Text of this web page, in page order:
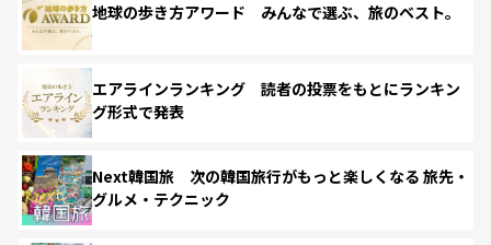
地球の歩き方アワード みんなで選ぶ、旅のベスト。
エアラインランキング 読者の投票をもとにランキン
グ形式で発表
Next韓国旅 次の韓国旅行がもっと楽しくなる 旅先・
グルメ・テクニック